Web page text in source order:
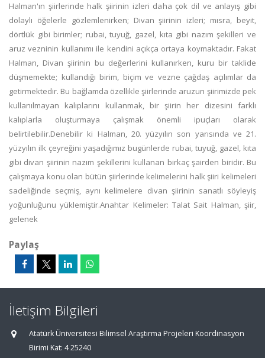
Halman'ın şiirlerinde halk şiirinin izleri daha çok dil ve anlayış gibi
dolaylı öğelerle gözlemlenirken; Divan şiirinin izleri; mısra, beyit,
dörtlük gibi birimler; rubai, tuyuğ, gazel, kıta gibi nazım şekilleri ve
aruz vezninin kullanımı ile kendini açıkça ortaya koymaktadır. Fakat
Halman, Divan şiirinin bu değerlerini kullanırken, kuru bir taklide
düşmemekte; kullandığı birim, biçim ve vezne çağdaş açılımlar da
getirmektedir. Bu bağlamda özellikle şiirlerinde aruzun şiirimizde pek
kullanılmayan kalıplarını kullanmak, bir şiirin her dizesini farklı
kalıplarla oluşturmaya çalışmak önemli ipuçları olarak
belirtilebilir.Denebilir ki Halman, 20. yüzyılın son yarısında ve 21.
yüzyılın ilk çeyreğini yaşadığımız bugünlerde rubai, tuyuğ, gazel, kıta
gibi divan şiirinin nazım şekillerini kullanan birkaç şairden biridir. Bu
çalışmaya konu olan bütün şiirlerinde kelimelerini halk şiiri kelimeleri
sadeliğinde seçmiş, aynı kelimelere divan şiirinin sanatlı söyleyiş
yoğunluğunu yüklemiştir.Anahtar Kelimeler: Talat Sait Halman, şiir,
gelenek
Paylaş
İletişim Bilgileri
Atatürk Üniversitesi Bilimsel Araştırma Projeleri Koordinasyon
Birimi Kat: 4 25240